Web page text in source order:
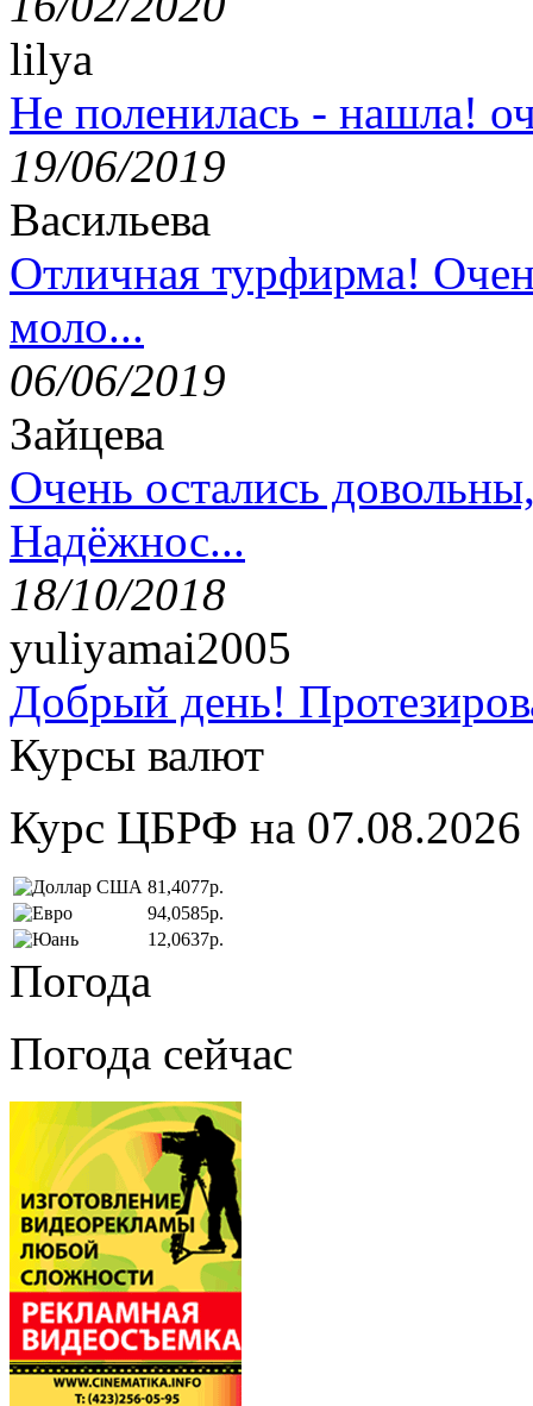
lilya
Не поленилась - нашла!
19/06/2019
Васильева
Отличная турфирма!
моло...
06/06/2019
Зайцева
Очень остались
Надёжнос...
18/10/2018
yuliyamai2005
Добрый день!
Курсы валют
Курс ЦБРФ на 07.08.2026
81,4077р.
94,0585р.
12,0637р.
Погода
Погода сейчас